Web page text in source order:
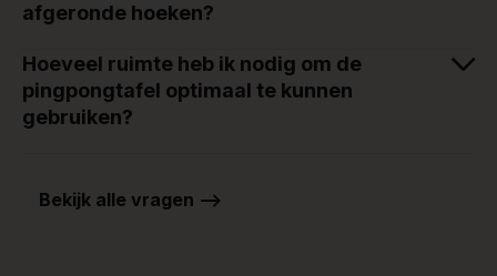
afgeronde hoeken?
Hoeveel ruimte heb ik nodig om de
pingpongtafel optimaal te kunnen
gebruiken?
Bekijk alle vragen -->